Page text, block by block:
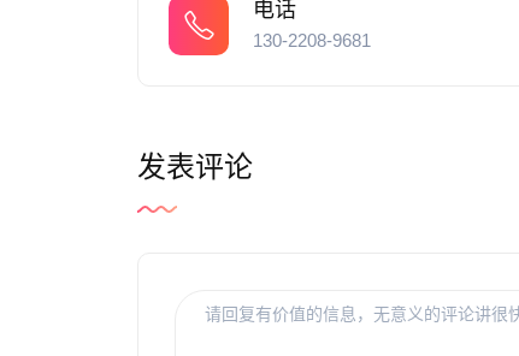
电话
130-2208-9681
发表评论